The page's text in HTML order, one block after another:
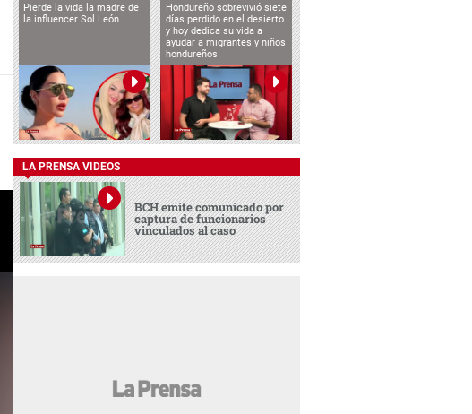
Pierde la vida la madre de
la influencer Sol León
Hondureño sobrevivió siete
días perdido en el desierto
y hoy dedica su vida a
ayudar a migrantes y niños
hondureños
LA PRENSA VIDEOS
BCH emite comunicado por
captura de funcionarios
vinculados al caso